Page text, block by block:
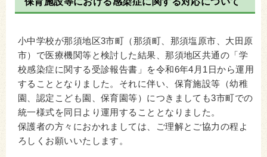
小中学校が那須地区3市町（那須町、那須塩原市、大田原
市）で医療機関等と検討した結果、那須地区共通の「学
校感染症に関する受診報告書」を令和6年4月1日から運用
することとなりました。それに伴い、保育施設等（幼稚
園、認定こども園、保育園等）につきましても3市町での
統一様式を同日より運用することとなりました。
保護者の方々におかれましては、ご理解とご協力の程よ
ろしくお願いいたします。